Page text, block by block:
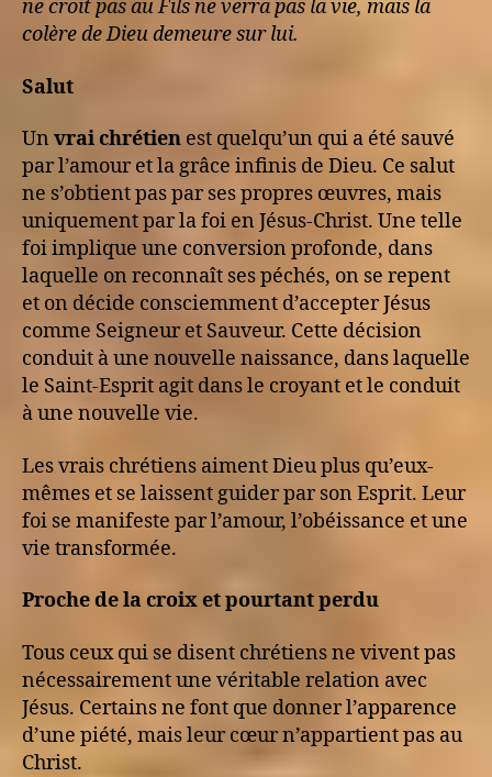
ne croit pas au Fils ne verra pas la vie, mais la
colère de Dieu demeure sur lui.
Salut
Un vrai chrétien est quelqu’un qui a été sauvé
par l’amour et la grâce infinis de Dieu. Ce salut
ne s’obtient pas par ses propres œuvres, mais
uniquement par la foi en Jésus-Christ. Une telle
foi implique une conversion profonde, dans
laquelle on reconnaît ses péchés, on se repent
et on décide consciemment d’accepter Jésus
comme Seigneur et Sauveur. Cette décision
conduit à une nouvelle naissance, dans laquelle
le Saint-Esprit agit dans le croyant et le conduit
à une nouvelle vie.
Les vrais chrétiens aiment Dieu plus qu’eux-
mêmes et se laissent guider par son Esprit. Leur
foi se manifeste par l’amour, l’obéissance et une
vie transformée.
Proche de la croix et pourtant perdu
Tous ceux qui se disent chrétiens ne vivent pas
nécessairement une véritable relation avec
Jésus. Certains ne font que donner l’apparence
d’une piété, mais leur cœur n’appartient pas au
Christ.